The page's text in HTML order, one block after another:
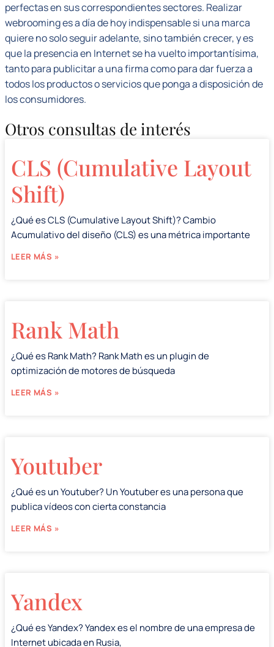
perfectas en sus correspondientes sectores. Realizar
webrooming es a día de hoy indispensable si una marca
quiere no solo seguir adelante, sino también crecer, y es
que la presencia en Internet se ha vuelto importantísima,
tanto para publicitar a una firma como para dar fuerza a
todos los productos o servicios que ponga a disposición de
los consumidores.
Otros consultas de interés
CLS (Cumulative Layout
Shift)
¿Qué es CLS (Cumulative Layout Shift)? Cambio
Acumulativo del diseño (CLS) es una métrica importante
LEER MÁS »
Rank Math
¿Qué es Rank Math? Rank Math es un plugin de
optimización de motores de búsqueda
LEER MÁS »
Youtuber
¿Qué es un Youtuber? Un Youtuber es una persona que
publica vídeos con cierta constancia
LEER MÁS »
Yandex
¿Qué es Yandex? Yandex es el nombre de una empresa de
Internet ubicada en Rusia,